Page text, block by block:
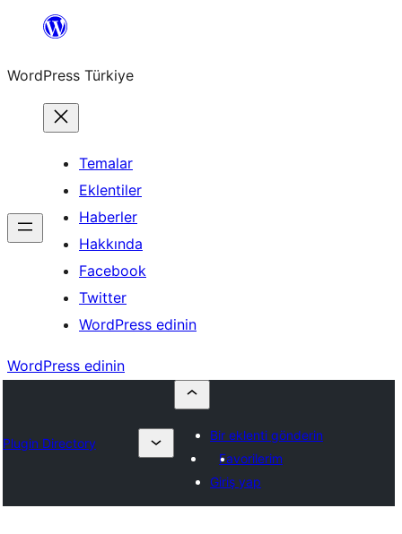
İçeriğe
WordPress Türkiye
Temalar
Eklentiler
Haberler
Hakkında
Facebook
Twitter
WordPress edinin
WordPress edinin
Plugin Directory
Bir eklenti gönderin
Favorilerim
Giriş yap